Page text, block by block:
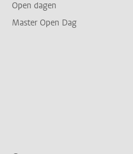
Open dagen
Master Open Dag